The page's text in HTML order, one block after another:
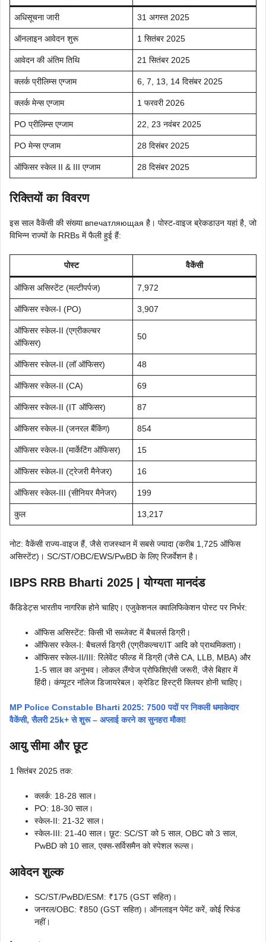
अधिसूचना जारी 31 अगस्त 2025
ऑनलाइन आवेदन शुरू 1 सितंबर 2025
आवेदन की अंतिम तिथि 21 सितंबर 2025
क्लर्क प्रीलिम्स एग्जाम 6, 7, 13, 14 दिसंबर 2025
क्लर्क मेन्स एग्जाम 1 फरवरी 2026
PO प्रीलिम्स एग्जाम 22, 23 नवंबर 2025
PO मेन्स एग्जाम 28 दिसंबर 2025
ऑफिसर स्केल II & III एग्जाम 28 दिसंबर 2025
रिक्तियों का विवरण
इस साल वैकेंसी की संख्या впечатляющая है। पोस्ट-वाइज ब्रेकडाउन यहां है, जो
विभिन्न राज्यों के RRBs में फैली हुई हैं:
पोस्ट वैकेंसी
ऑफिस असिस्टेंट (मल्टीपर्पज) 7,972
ऑफिसर स्केल-I (PO) 3,907
ऑफिसर स्केल-II (एग्रीकल्चर
ऑफिसर)
50
ऑफिसर स्केल-II (लॉ ऑफिसर) 48
ऑफिसर स्केल-II (CA) 69
ऑफिसर स्केल-II (IT ऑफिसर) 87
ऑफिसर स्केल-II (जनरल बैंकिंग) 854
ऑफिसर स्केल-II (मार्केटिंग ऑफिसर) 15
ऑफिसर स्केल-II (ट्रेजरी मैनेजर) 16
ऑफिसर स्केल-III (सीनियर मैनेजर) 199
कुल 13,217
नोट: वैकेंसी राज्य-वाइज हैं, जैसे राजस्थान में सबसे ज्यादा (करीब 1,725 ऑफिस
असिस्टेंट)। SC/ST/OBC/EWS/PwBD के लिए रिजर्वेशन है।
IBPS RRB Bharti 2025 | योग्यता मानदंड
कैंडिडेट्स भारतीय नागरिक होने चाहिए। एजुकेशनल क्वालिफिकेशन पोस्ट पर निर्भर:
ऑफिस असिस्टेंट: किसी भी सब्जेक्ट में बैचलर्स डिग्री।
ऑफिसर स्केल-I: बैचलर्स डिग्री (एग्रीकल्चर/IT आदि को प्राथमिकता)।
ऑफिसर स्केल-II/III: रिलेवेंट फील्ड में डिग्री (जैसे CA, LLB, MBA) और
1-5 साल का अनुभव। लोकल लैंग्वेज प्रोफिशिएंसी जरूरी, जैसे बिहार में
हिंदी। कंप्यूटर नॉलेज डिजायरेबल। क्रेडिट हिस्ट्री क्लियर होनी चाहिए।
MP Police Constable Bharti 2025: 7500 पदों पर निकली धमाकेदार
वैकेंसी, सैलरी 25k+ से शुरू – अप्लाई करने का सुनहरा मौका!
आयु सीमा और छूट
1 सितंबर 2025 तक:
क्लर्क: 18-28 साल।
PO: 18-30 साल।
स्केल-II: 21-32 साल।
स्केल-III: 21-40 साल। छूट: SC/ST को 5 साल, OBC को 3 साल,
PwBD को 10 साल, एक्स-सर्विसमैन को स्पेशल रूल्स।
आवेदन शुल्क
SC/ST/PwBD/ESM: ₹175 (GST सहित)।
जनरल/OBC: ₹850 (GST सहित)। ऑनलाइन पेमेंट करें, कोई रिफंड
नहीं।